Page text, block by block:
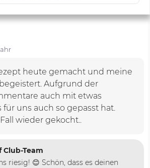
heute gemacht und meine
Aufgrund der
auch mit etwas
für uns auch so gepasst hat.
wieder gekocht..
Club-Team
riesig! 😊 Schön, dass es deinen